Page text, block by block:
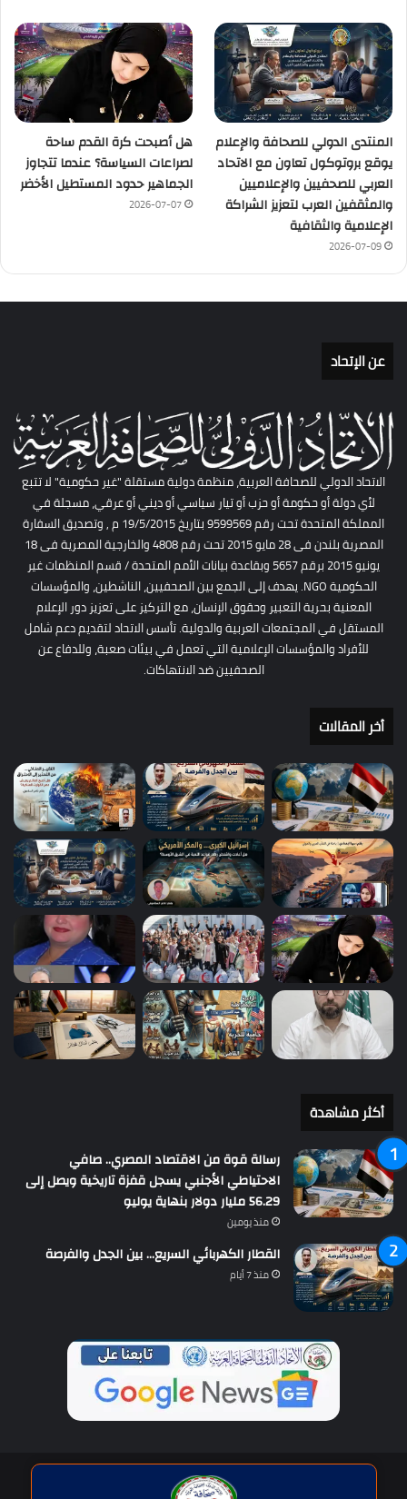
المنتدى الدولي للصحافة والإعلام
يوقع بروتوكول تعاون مع الاتحاد
العربي للصحفيين والإعلاميين
والمثقفين العرب لتعزيز الشراكة
الإعلامية والثقافية
2026-07-09
هل أصبحت كرة القدم ساحة
لصراعات السياسة؟ عندما تتجاوز
الجماهير حدود المستطيل الأخضر
2026-07-07
عن الإتحاد
الاتحاد الدولي للصحافة العربية، منظمة دولية مستقلة "غير حكومية" لا تتبع
لأي دولة أو حكومة أو حزب أو تيار سياسي أو ديني أو عرقي، مسجلة في
المملكة المتحدة تحت رقم 9599569 بتاريخ 19/5/2015 م , وتصديق السفارة
المصرية بلندن فى 28 مايو 2015 تحت رقم 4808 والخارجية المصرية فى 18
يونيو 2015 برقم 5657 وبقاعدة بيانات الأمم المتحدة / قسم المنظمات غير
الحكومية NGO. يهدف إلى الجمع بين الصحفيين، الناشطين، والمؤسسات
المعنية بحرية التعبير وحقوق الإنسان، مع التركيز على تعزيز دور الإعلام
المستقل في المجتمعات العربية والدولية. تأسس الاتحاد لتقديم دعم شامل
للأفراد والمؤسسات الإعلامية التي تعمل في بيئات صعبة، وللدفاع عن
الصحفيين ضد الانتهاكات.
أخر المقالات
أكثر مشاهدة
رسالة قوة من الاقتصاد المصري.. صافي
الاحتياطي الأجنبي يسجل قفزة تاريخية ويصل إلى
56.29 مليار دولار بنهاية يوليو
منذ يومين
القطار الكهربائي السريع… بين الجدل والفرصة
منذ 7 أيام
حقوق النشر © | جميع الحقوق محفوظة للاتحاد الدولى للصحافة العربية